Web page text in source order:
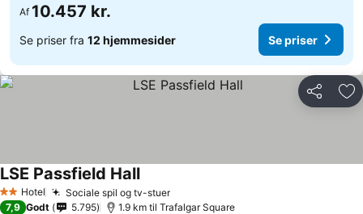
Af 10.457 kr.
Se priser fra 12 hjemmesider Se priser
Del
2 Stjerner
Hotel Sociale spil og tv-stuerSe priser
LSE Passfield HallSe priser
7,9 Godt 5.795 1.9 km til Trafalgar Square